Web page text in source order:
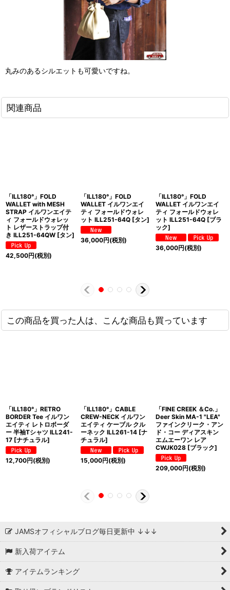
丸みのあるシルエットも可愛いですね。
関連商品
「ILL180°」FOLD
WALLET with MESH
STRAP イルワンエイテ
ィ フォールドウォレッ
ト レザーストラップ付
き ILL251-64QW [タン]
42,500円(税別)
「ILL180°」FOLD
WALLET イルワンエイ
ティ フォールドウォレ
ット ILL251-64Q [タン]
36,000円(税別)
「ILL180°」FOLD
WALLET イルワンエイ
ティ フォールドウォレ
ット ILL251-64Q [ブラ
ック]
36,000円(税別)
この商品を買った人は、こんな商品も買っています
「ILL180°」RETRO
BORDER Tee イルワン
エイティ レトロボーダ
ー 半袖Tシャツ ILL241-
17 [ナチュラル]
12,700円(税別)
「ILL180°」CABLE
CREW-NECK イルワン
エイティ ケーブル クル
ーネック ILL261-14 [ナ
チュラル]
15,000円(税別)
「FINE CREEK ＆Co.」
Deer Skin MA-1 "LEA"
ファインクリーク・アン
ド・コー ディアスキン
エムエーワン レア
CWJK028 [ブラック]
209,000円(税別)
JAMSオフィシャルブログ毎日更新中 ↓↓↓
新入荷アイテム
アイテムランキング